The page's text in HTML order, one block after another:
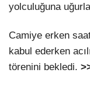
yolculuğuna
Camiye erken
kabul ederken
törenini bekledi.